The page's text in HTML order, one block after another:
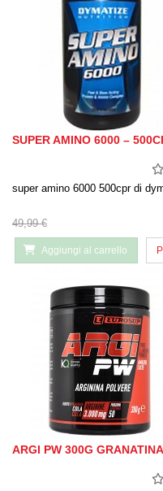
SUPER AMINO 6000 –
super amino 6000 500cpr di
49,99 €
Aggiungi al carrello
ARGI PW 300G GRANATINA